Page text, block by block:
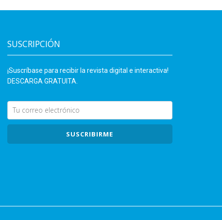
SUSCRIPCIÓN
¡Suscríbase para recibir la revista digital e interactiva!
DESCARGA GRATUITA.
SUSCRIBIRME